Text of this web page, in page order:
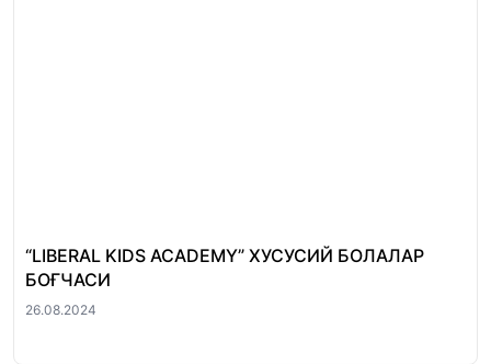
“LIBERAL KIDS ACADEMY” ХУСУСИЙ БОЛАЛАР
БОҒЧАСИ
26.08.2024